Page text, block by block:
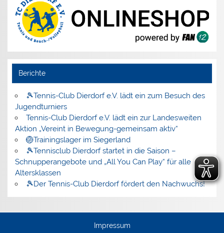
Berichte
🎾Tennis-Club Dierdorf e.V. lädt ein zum Besuch des
Jugendturniers
Tennis-Club Dierdorf e.V. lädt ein zur Landesweiten
Aktion „Vereint in Bewegung-gemeinsam aktiv“
🏐Trainingslager im Siegerland
🎾Tennisclub Dierdorf startet in die Saison –
Schnupperangebote und „All You Can Play“ für alle
Altersklassen
🎾Der Tennis-Club Dierdorf fördert den Nachwuchs!
Impressum